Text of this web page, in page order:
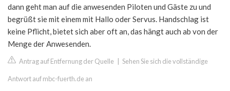
dann geht man auf die anwesenden Piloten und Gäste zu und
begrüßt sie mit einem mit Hallo oder Servus. Handschlag ist
keine Pflicht, bietet sich aber oft an, das hängt auch ab von der
Menge der Anwesenden.
Antrag auf Entfernung der Quelle Sehen Sie sich die vollständige
Antwort auf mbc-fuerth.de an